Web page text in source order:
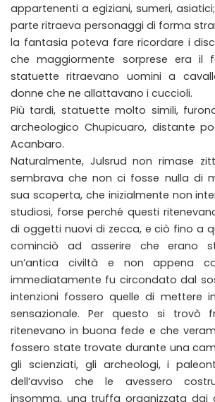
appartenenti a egiziani, sumeri,
parte ritraeva personaggi di forma
la fantasia poteva fare ricordare i
che maggiormente sorprese era il
statuette ritraevano uomini a
donne che ne allattavano i cuccioli.
Più tardi, statuette molto simili,
archeologico Chupicuaro, distante
Acanbaro.
Naturalmente, Julsrud non rimase
sembrava che non ci fosse nulla di
sua scoperta, che inizialmente non
studiosi, forse perché questi
di oggetti nuovi di zecca, e ciò fino a
cominciò ad asserire che erano
un’antica civiltà e non appena
immediatamente fu circondato dal
intenzioni fossero quelle di mettere
sensazionale. Per questo si trovò
ritenevano in buona fede e che
fossero state trovate durante una
gli scienziati, gli archeologi, i
dell’avviso che le avessero
insomma, una truffa organizzata dai